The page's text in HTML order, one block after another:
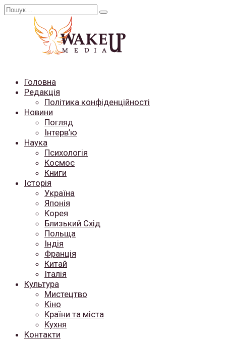
Перейти
Search
Головна
Редакція
Політика конфіденційності
Новини
Погляд
Інтерв’ю
Наука
Психологія
Космос
Книги
Історія
Україна
Японія
Корея
Близький Схід
Польща
Індія
Франція
Китай
Італія
Культура
Мистецтво
Кіно
Країни та міста
Кухня
Контакти